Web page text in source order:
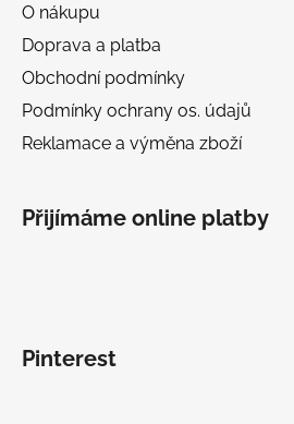
O nákupu
Doprava a platba
Obchodní podmínky
Podmínky ochrany os. údajů
Reklamace a výměna zboží
Přijímáme online platby
Pinterest